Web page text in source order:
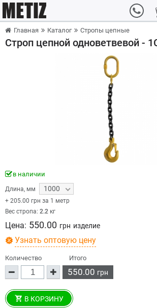
Главная Каталог Стропы цепные
Строп цепной одноветвевой -
в наличии
Длина, мм 1000
+ 205.00 грн за 1 метр
Вес стропа: 2.2 кг
Цена: 550.00 грн изделие
Узнать оптовую цену
Количество Итого
550.00 грн
В КОРЗИНУ